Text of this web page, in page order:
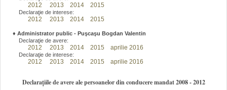
2012 2013 2014 2015
Declaraţie de interese:
2012 2013 2014 2015
♦ Administrator public - Puşcaşu Bogdan Valentin
Declaraţie de avere:
2012 2013 2014 2015 aprilie 2016
Declaraţie de interese:
2012 2013 2014 2015 aprilie 2016
Declarațiile de avere ale persoanelor din conducere mandat 2008 - 2012